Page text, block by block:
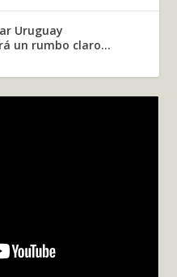
un rumbo claro...